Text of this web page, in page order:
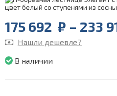
175 692 ₽ – 233
Нашли дешевле?
В наличии